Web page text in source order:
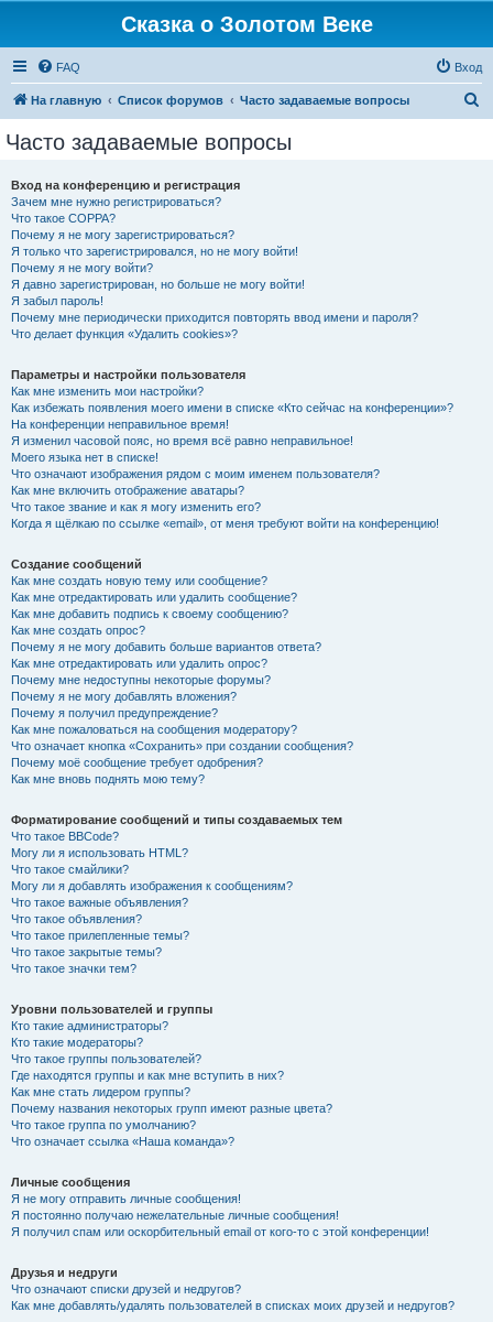
Сказка о Золотом Веке
FAQ Вход
На главную Список форумов Часто задаваемые вопросы
Часто задаваемые вопросы
Вход на конференцию и регистрация
Зачем мне нужно регистрироваться?
Что такое COPPA?
Почему я не могу зарегистрироваться?
Я только что зарегистрировался, но не могу войти!
Почему я не могу войти?
Я давно зарегистрирован, но больше не могу войти!
Я забыл пароль!
Почему мне периодически приходится повторять ввод имени и пароля?
Что делает функция «Удалить cookies»?
Параметры и настройки пользователя
Как мне изменить мои настройки?
Как избежать появления моего имени в списке «Кто сейчас на конференции»?
На конференции неправильное время!
Я изменил часовой пояс, но время всё равно неправильное!
Моего языка нет в списке!
Что означают изображения рядом с моим именем пользователя?
Как мне включить отображение аватары?
Что такое звание и как я могу изменить его?
Когда я щёлкаю по ссылке «email», от меня требуют войти на конференцию!
Создание сообщений
Как мне создать новую тему или сообщение?
Как мне отредактировать или удалить сообщение?
Как мне добавить подпись к своему сообщению?
Как мне создать опрос?
Почему я не могу добавить больше вариантов ответа?
Как мне отредактировать или удалить опрос?
Почему мне недоступны некоторые форумы?
Почему я не могу добавлять вложения?
Почему я получил предупреждение?
Как мне пожаловаться на сообщения модератору?
Что означает кнопка «Сохранить» при создании сообщения?
Почему моё сообщение требует одобрения?
Как мне вновь поднять мою тему?
Форматирование сообщений и типы создаваемых тем
Что такое BBCode?
Могу ли я использовать HTML?
Что такое смайлики?
Могу ли я добавлять изображения к сообщениям?
Что такое важные объявления?
Что такое объявления?
Что такое прилепленные темы?
Что такое закрытые темы?
Что такое значки тем?
Уровни пользователей и группы
Кто такие администраторы?
Кто такие модераторы?
Что такое группы пользователей?
Где находятся группы и как мне вступить в них?
Как мне стать лидером группы?
Почему названия некоторых групп имеют разные цвета?
Что такое группа по умолчанию?
Что означает ссылка «Наша команда»?
Личные сообщения
Я не могу отправить личные сообщения!
Я постоянно получаю нежелательные личные сообщения!
Я получил спам или оскорбительный email от кого-то с этой конференции!
Друзья и недруги
Что означают списки друзей и недругов?
Как мне добавлять/удалять пользователей в списках моих друзей и недругов?